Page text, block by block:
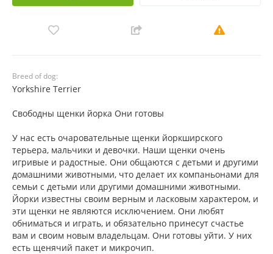
Breed of dog:
Yorkshire Terrier
Свободны щенки йорка Они готовы
У нас есть очаровательные щенки йоркширского
терьера, мальчики и девочки. Наши щенки очень
игривые и радостные. Они общаются с детьми и другими
домашними животными, что делает их компаньонами для
семьи с детьми или другими домашними животными.
Йорки известны своим верным и ласковым характером, и
эти щенки не являются исключением. Они любят
обниматься и играть, и обязательно принесут счастье
вам и своим новым владельцам. Они готовы уйти. У них
есть щенячий пакет и микрочип.